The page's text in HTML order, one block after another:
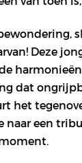
Deze
dat
het
naar een